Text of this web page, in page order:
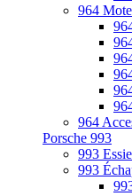
964
964
Porsche 993
993
993